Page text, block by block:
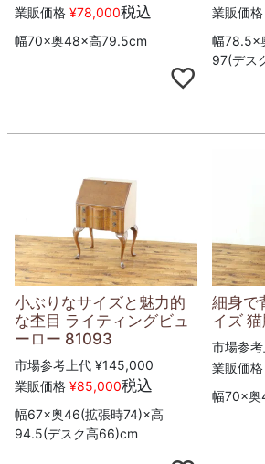
業販価格 ¥78,000税込
幅70×奥48×高79.5cm
業販価格
幅78.5×
97(デス
小ぶりなサイズと魅力的
な杢目 ライティングビュ
ーロー 81093
市場参考上代 ¥145,000
業販価格 ¥85,000税込
幅67×奥46(拡張時74)×高
94.5(デスク高66)cm
細身で
イズ
市場参
業販価格
幅70×奥